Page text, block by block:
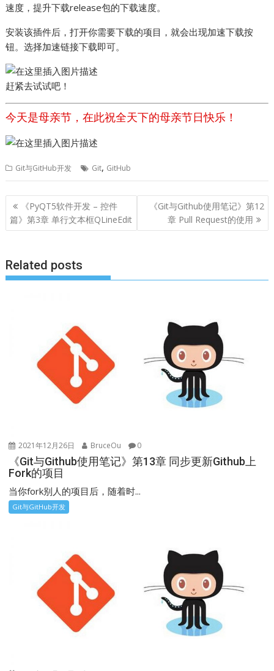
速度，提升下载release包的下载速度。
安装该插件后，打开你需要下载的项目，就会出现加速下载按
钮。选择加速链接下载即可。
赶紧去试试吧！
今天是母亲节，在此祝全天下的母亲节日快乐！
Git与GitHub开发 Git, GitHub
文
章
导
《PyQT5软件开发 – 控件
篇》第3章 单行文本框QLineEdit
《Git与Github使用笔记》第12
章 Pull Request的使用
Related posts
2021年12月26日 BruceOu 0
《Git与Github使用笔记》第13章 同步更新Github上
Fork的项目
当你fork别人的项目后，随着时...
Git与GitHub开发